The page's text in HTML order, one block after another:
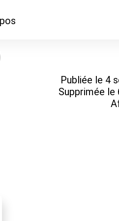
nous ?
Publiée le 4
Supprimée